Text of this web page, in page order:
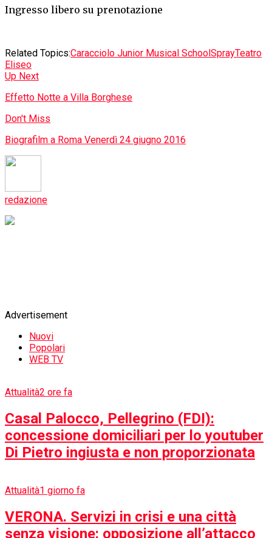
Casal Palocco, Pellegrino (FDI):
Attualità
VERONA. Servizi in crisi e una città
senza visione: opposizione all’attacco
Ambiente & Turismo
Capri diventa area marina protetta
Attualità
DeGusto 2026: la fiera dedicata al
food&beverage per i professionisti
dell’Ho.Re.Ca. diventa vetrina
internazionale
Attualità1 settimana fa
Il 30 Luglio: Giornata mondiale
dell’amicizia
Attualità1 settimana fa